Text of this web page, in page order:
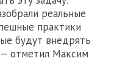
реальные
практики
будут внедрять
отметил Максим